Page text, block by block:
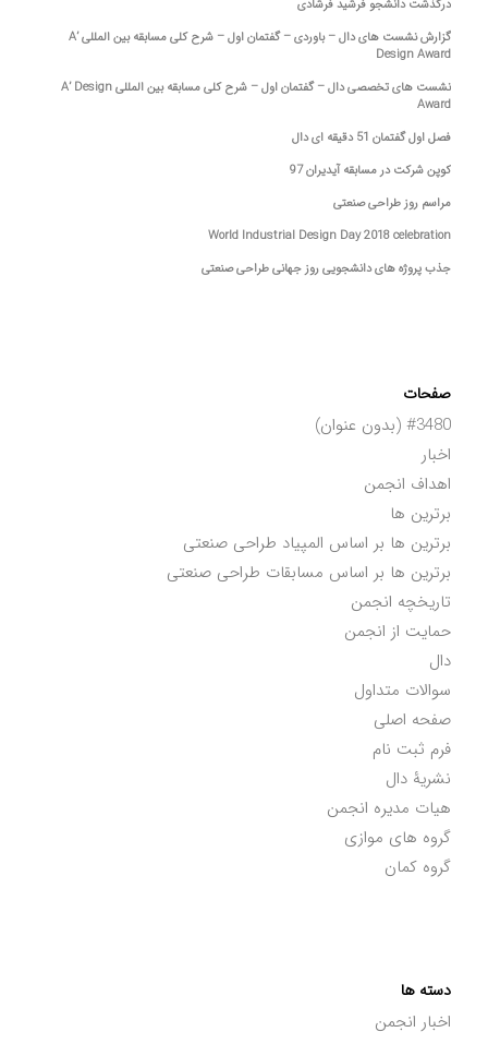
درگذشت دانشجو فرشید فرشادی
گزارش نشست های دال – باوردی – گفتمان اول – شرح کلی مسابقه بین المللی A’
Design Award
نشست های تخصصی دال – گفتمان اول – شرح کلی مسابقه بین المللی A’ Design
Award
فصل اول گفتمان 51 دقیقه ای دال
کوپن شرکت در مسابقه آیدیران 97
مراسم روز طراحی صنعتی
World Industrial Design Day 2018 celebration
جذب پروژه های دانشجویی روز جهانی طراحی صنعتی
صفحات
#3480 (بدون عنوان)
اخبار
اهداف انجمن
برترین ها
برترین ها بر اساس المپیاد طراحی صنعتی
برترین ها بر اساس مسابقات طراحی صنعتی
تاریخچه انجمن
حمایت از انجمن
دال
سوالات متداول
صفحه اصلی
فرم ثبت نام
نشریۀ دال
هیات مدیره انجمن
گروه های موازی
گروه کمان
دسته ها
اخبار انجمن